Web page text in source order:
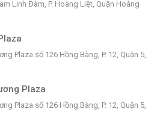
Linh Đàm, P. Hoàng Liệt, Quận Hoàng
Plaza số 126 Hồng Bàng, P. 12, Quận 5,
Plaza
Plaza số 126 Hồng Bàng, P. 12, Quận 5,